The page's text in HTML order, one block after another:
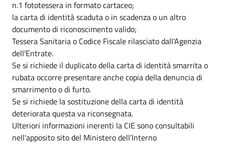
n.1 fototessera in formato cartaceo;
la carta di identità scaduta o in scadenza o un altro
documento di riconoscimento valido;
Tessera Sanitaria o Codice Fiscale rilasciato dall'Agenzia
dell'Entrate.
Se si richiede il duplicato della carta di identità smarrita o
rubata occorre presentare anche copia della denuncia di
smarrimento o di furto.
Se si richiede la sostituzione della carta di identità
deteriorata questa va riconsegnata.
Ulteriori informazioni inerenti la CIE sono consultabili
nell'apposito sito del Ministero dell’Interno